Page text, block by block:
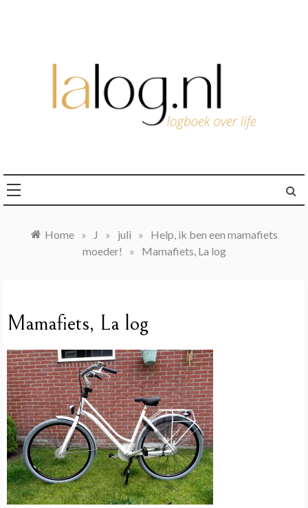
Home » J » juli »
Help, ik ben een mamafiets
moeder!
» Mamafiets, La log
Mamafiets, La log